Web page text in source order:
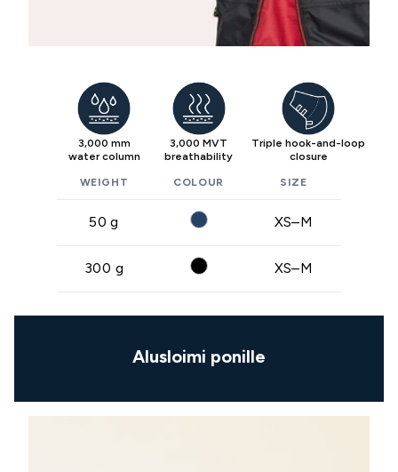
3,000 mm
water column
3,000 MVT
breathability
Triple hook-and-loop
closure
WEIGHT COLOUR SIZE
50 g XS–M
300 g XS–M
Alusloimi ponille